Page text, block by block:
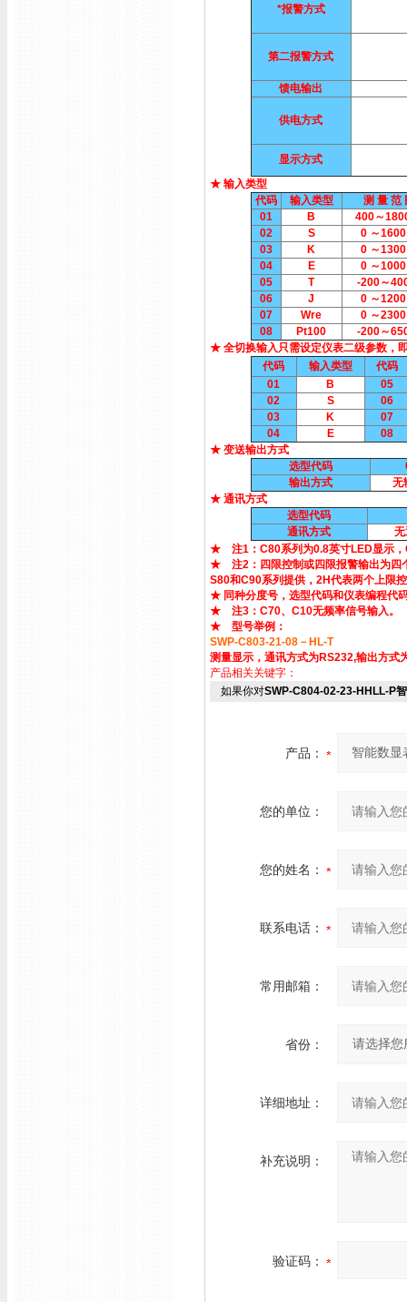
*报警方式
第二报警方式
馈电输出
供电方式
显示方式
★ 输入类型
代码
输入类型
测 量 范
01
B
400～
02
S
0 ～
03
K
0 ～
04
E
0 ～
05
T
-200～
06
J
0 ～
07
Wre
0 ～
08
Pt100
-200～
★ 全切换输入只需设定仪表二级参数，
代码
输入类型
代码
01
B
05
02
S
06
03
K
07
04
E
08
★ 变送输出方式
选型代码
输出方式
无
★ 通讯方式
选型代码
通讯方式
★ 注1：C80系列为0.8英寸LED显示，
★ 注2：四限控制或四限报警输出为四
S80和C90系列提供，2H代表两个上限
★ 同种分度号，选型代码和仪表编程代
★ 注3：C70、C10无频率信号输入。
★ 型号举例：
SWP-C803-21-08－HL-T
测量显示，通讯方式为RS232,输出方式
产品相关关键字：
如果你对SWP-C804-02-23-HHLL-P
产品：
您的单位：
您的姓名：
联系电话：
常用邮箱：
省份：
详细地址：
补充说明：
验证码：